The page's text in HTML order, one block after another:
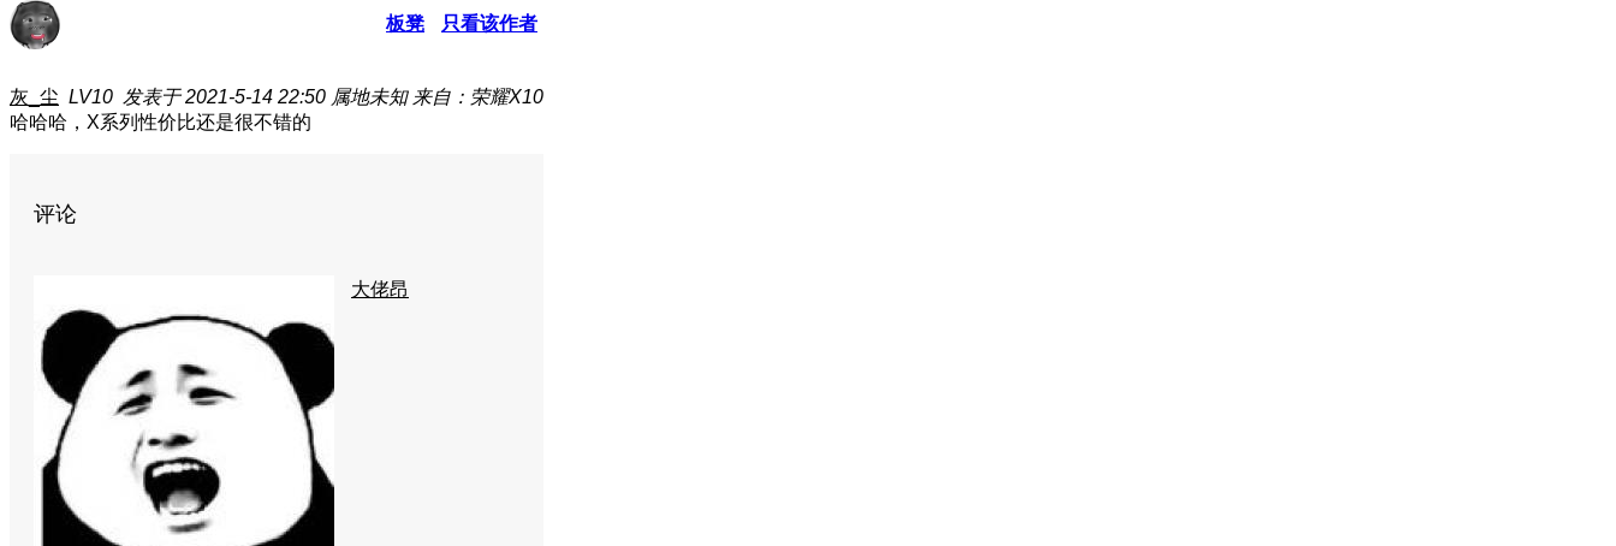
板凳 只看该作者
灰_尘 LV10 发表于 2021-5-14 22:50 属地未知 来自：荣耀X10
哈哈哈，X系列性价比还是很不错的
评论
大佬昂